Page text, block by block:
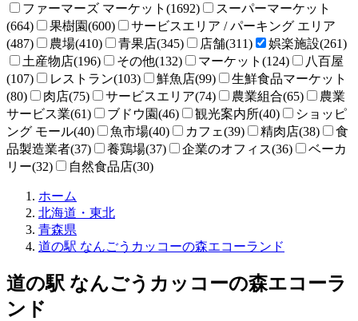
ファーマーズ マーケット(1692)
スーパーマーケット
(664)
果樹園(600)
サービスエリア / パーキング エリア
(487)
農場(410) 青果店(345) 店舗(311)
娯楽施設(261)
土産物店(196)
その他(132) マーケット(124)
八百屋
(107)
レストラン(103) 鮮魚店(99)
生鮮食品マーケット
(80)
肉店(75) サービスエリア(74) 農業組合(65)
農業
サービス業(61)
ブドウ園(46) 観光案内所(40)
ショッピ
ング モール(40)
魚市場(40) カフェ(39) 精肉店(38)
食
品製造業者(37)
養鶏場(37) 企業のオフィス(36)
ベーカ
リー(32)
自然食品店(30)
ホーム
売
ね
と
北海道・東北
青森県
道の駅 なんごうカッコーの森エコーランド
道の駅 なんごうカッコーの森エコーラ
ンド